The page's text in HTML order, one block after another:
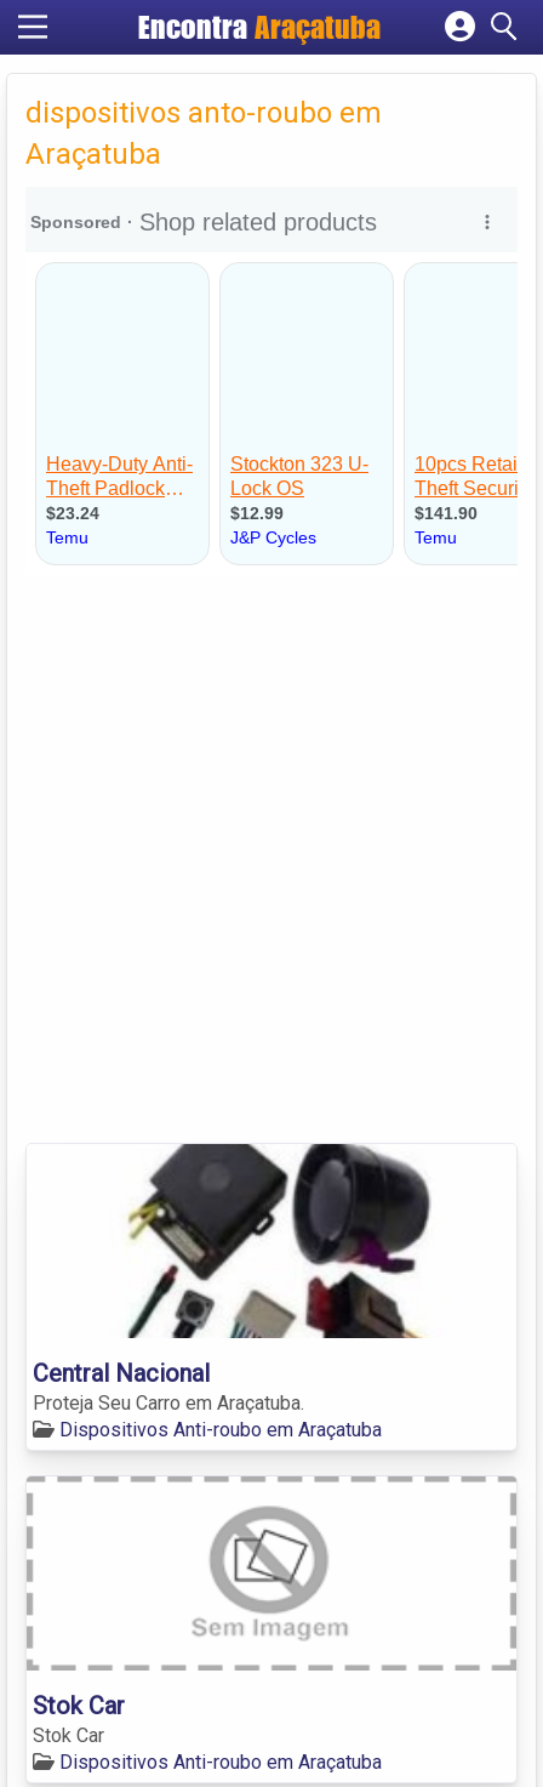
Encontra Araçatuba
Cadastrar empresa
Criar conta
dispositivos anto-roubo em
Araçatuba
Central Nacional
Proteja Seu Carro em Araçatuba.
Dispositivos Anti-roubo em Araçatuba
Stok Car
Stok Car
Dispositivos Anti-roubo em Araçatuba